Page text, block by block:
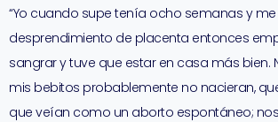
“Yo cuando supe tenía ocho semanas y
desprendimiento de placenta entonces
sangrar y tuve que estar en casa más bien.
mis bebitos probablemente no nacieran,
que veían como un aborto espontáneo;